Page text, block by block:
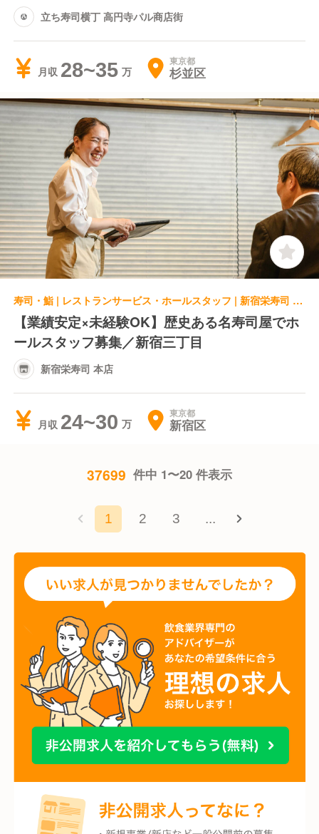
立ち寿司横丁 高円寺パル商店街
月収 28~35 東京都
杉並区
寿司・鮨 | レストランサービス・ホールスタッフ | 新宿栄寿司 本店
【業績安定×未経験OK】歴史ある名寿司屋でホ
ールスタッフ募集／新宿三丁目
新宿栄寿司 本店
月収 24~30 東京都
新宿区
37699 件中 1〜20 件表示
1 2 3 ...